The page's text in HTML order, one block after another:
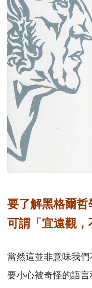
要了解黑格爾哲
可謂「宜遠觀，
當然這並非意味我
要小心被奇怪的語